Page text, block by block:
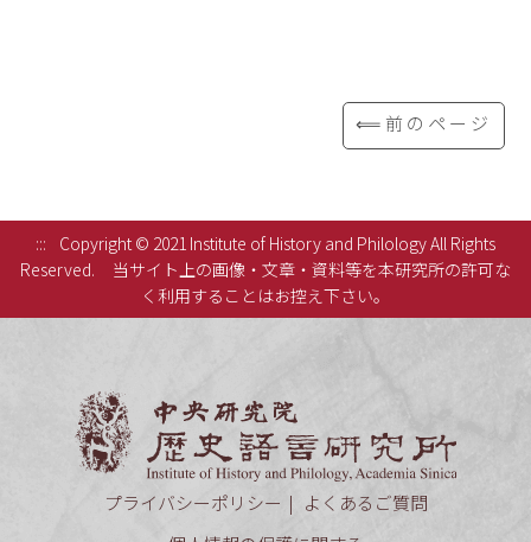
⟸前のページ
:::
Copyright © 2021 Institute of History and Philology All Rights
Reserved.
当サイト上の画像・文章・資料等を本研究所の許可な
く利用することはお控え下さい。
プライバシーポリシー
よくあるご質問